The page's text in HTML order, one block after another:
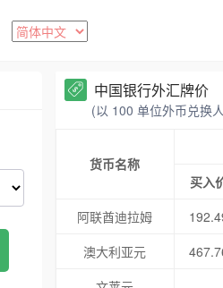
中国银行外汇牌价
(以 100 单位外币兑换
货币名称
买入
阿联酋迪拉姆
澳大利亚元